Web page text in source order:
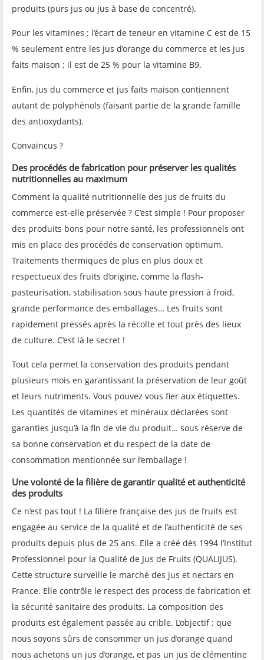
produits (purs jus ou jus à base de concentré).
Pour les vitamines : l’écart de teneur en vitamine C est de 15
% seulement entre les jus d’orange du commerce et les jus
faits maison ; il est de 25 % pour la vitamine B9.
Enfin, jus du commerce et jus faits maison contiennent
autant de polyphénols (faisant partie de la grande famille
des antioxydants).
Convaincus ?
Des procédés de fabrication pour préserver les qualités
nutritionnelles au maximum
Comment la qualité nutritionnelle des jus de fruits du
commerce est-elle préservée ? C’est simple ! Pour proposer
des produits bons pour notre santé, les professionnels ont
mis en place des procédés de conservation optimum.
Traitements thermiques de plus en plus doux et
respectueux des fruits d’origine, comme la flash-
pasteurisation, stabilisation sous haute pression à froid,
grande performance des emballages… Les fruits sont
rapidement pressés après la récolte et tout près des lieux
de culture. C’est là le secret !
Tout cela permet la conservation des produits pendant
plusieurs mois en garantissant la préservation de leur goût
et leurs nutriments. Vous pouvez vous fier aux étiquettes.
Les quantités de vitamines et minéraux déclarées sont
garanties jusqu’à la fin de vie du produit… sous réserve de
sa bonne conservation et du respect de la date de
consommation mentionnée sur l’emballage !
Unevolonté de la filière de garantir qualité et authenticité
des produits
Ce n’est pas tout ! La filière française des jus de fruits est
engagée au service de la qualité et de l’authenticité de ses
produits depuis plus de 25 ans. Elle a créé dès 1994 l’Institut
Professionnel pour la Qualité de Jus de Fruits (QUALIJUS).
Cette structure surveille le marché des jus et nectars en
France. Elle contrôle le respect des process de fabrication et
la sécurité sanitaire des produits. La composition des
produits est également passée au crible. L’objectif : que
nous soyons sûrs de consommer un jus d’orange quand
nous achetons un jus d’orange, et pas un jus de clémentine